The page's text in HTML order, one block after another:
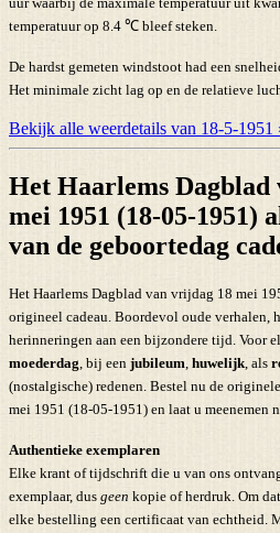
temperatuur op 8.4 ℃ bleef steken.
De hardst gemeten windstoot had een
Het minimale zicht lag op en de relatieve
Bekijk alle weerdetails van 18-5-1951
Het Haarlems
mei 1951 (18-05-1951)
van de geboortedag
Het Haarlems Dagblad van vrijdag 18 mei
origineel cadeau. Boordevol oude verhalen,
herinneringen aan een bijzondere tijd. Voor
moederdag, bij een jubileum, huwelijk, als
(nostalgische) redenen. Bestel nu de
mei 1951 (18-05-1951) en laat u meenemen
Authentieke exemplaren
Elke krant of tijdschrift die u van ons
exemplaar, dus geen kopie of herdruk. Om
elke bestelling een certificaat van echtheid.